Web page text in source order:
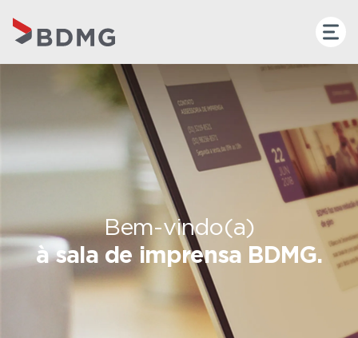
Bem-vindo(a)
à sala de imprensa BDMG.